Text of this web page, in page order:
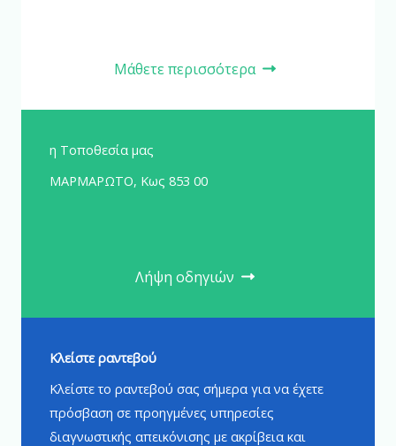
Μάθετε περισσότερα
η Τοποθεσία μας
ΜΑΡΜΑΡΩΤΟ, Κως 853 00
Λήψη οδηγιών
Κλείστε ραντεβού
Κλείστε το ραντεβού σας σήμερα για να έχετε
πρόσβαση σε προηγμένες υπηρεσίες
διαγνωστικής απεικόνισης με ακρίβεια και